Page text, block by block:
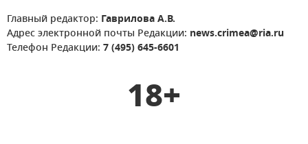
Главный редактор: Гаврилова А.В.
Адрес электронной почты Редакции: news.crimea@ria.ru
Телефон Редакции: 7 (495) 645-6601
18+